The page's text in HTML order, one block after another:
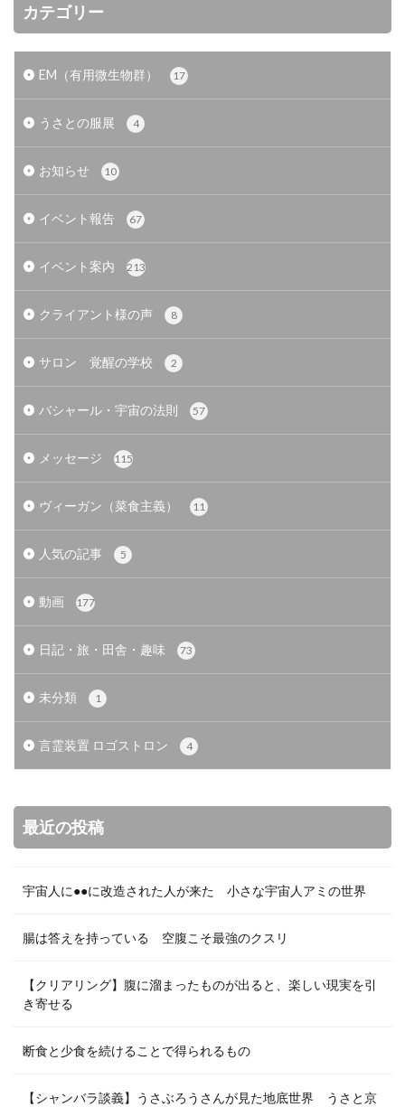
カテゴリー
EM（有用微生物群） 17
うさとの服展 4
お知らせ 10
イベント報告 67
イベント案内 213
クライアント様の声 8
サロン 覚醒の学校 2
バシャール・宇宙の法則 57
メッセージ 115
ヴィーガン（菜食主義） 11
人気の記事 5
動画 177
日記・旅・田舎・趣味 73
未分類 1
言霊装置 ロゴストロン 4
最近の投稿
宇宙人に●●に改造された人が来た 小さな宇宙人アミの世界
腸は答えを持っている 空腹こそ最強のクスリ
【クリアリング】腹に溜まったものが出ると、楽しい現実を引
き寄せる
断食と少食を続けることで得られるもの
【シャンバラ談義】うさぶろうさんが見た地底世界 うさと京